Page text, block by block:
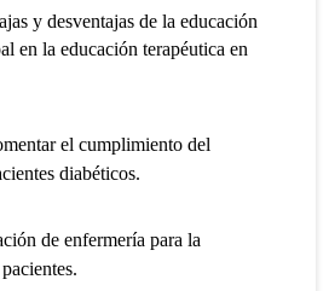
y desventajas de la educación
en la educación terapéutica en
el cumplimiento del
diabéticos.
de enfermería para la